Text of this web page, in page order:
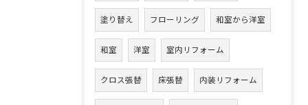
塗り替え フローリング 和室から洋室
和室 洋室 室内リフォーム
クロス張替 床張替 内装リフォーム